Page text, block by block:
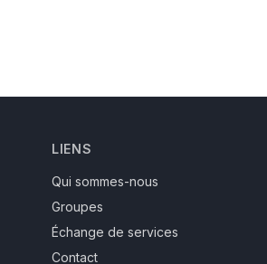
LIENS
Qui sommes-nous
Groupes
Échange de services
Contact